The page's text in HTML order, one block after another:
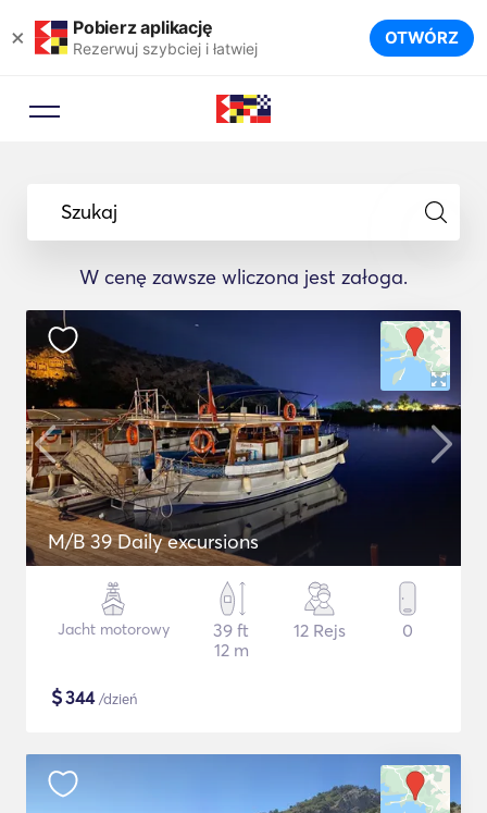
× Pobierz aplikację
Rezerwuj szybciej i łatwiej OTWÓRZ
Szukaj
W cenę zawsze wliczona jest załoga.
M/B 39 Daily excursions
Jacht motorowy
39 ft
12 m
12 Rejs 0
$344/dzień